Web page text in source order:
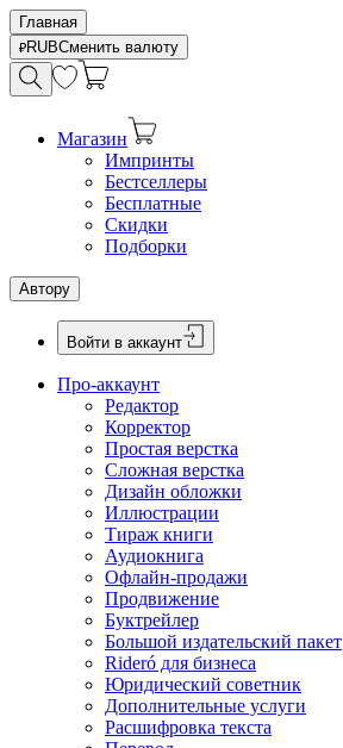
Главная
RUBСменить валюту
Магазин
Импринты
Бестселлеры
Бесплатные
Скидки
Подборки
Автору
Войти в аккаунт
Про-аккаунт
Редактор
Корректор
Простая верстка
Сложная верстка
Дизайн обложки
Иллюстрации
Тираж книги
Аудиокнига
Офлайн-продажи
Продвижение
Буктрейлер
Большой издательский пакет
Rideró для бизнеса
Юридический советник
Дополнительные услуги
Расшифровка текста